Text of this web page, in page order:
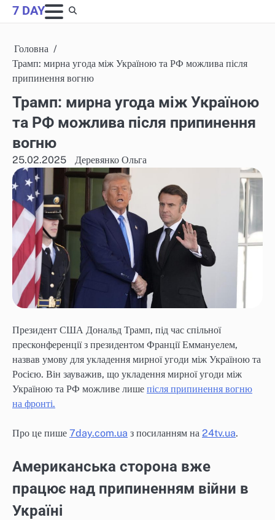
Skip
to
7 DAY
Головна
Трамп: мирна угода між Україною та РФ можлива після
припинення вогню
Трамп: мирна угода між Україною
та РФ можлива після припинення
вогню
25.02.2025 Деревянко Ольга
Президент США Дональд Трамп, під час спільної
пресконференції з президентом Франції Еммануелем,
назвав умову для укладення мирної угоди між Україною та
Росією. Він зауважив, що укладення мирної угоди між
Україною та РФ можливе лише після припинення вогню
на фронті.
Про це пише 7day.com.ua з посиланням на 24tv.ua.
Американська сторона вже
працює над припиненням війни в
Україні